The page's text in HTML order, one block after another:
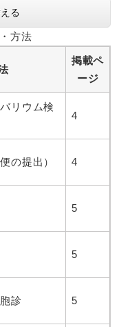
る
方法
掲載ペ
ージ
リウム検
4
の提出） 4
5
5
診 5